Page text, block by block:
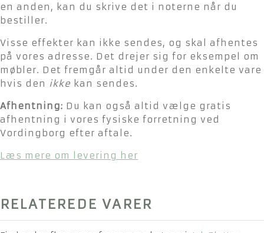
en anden, kan du skrive det i noterne når du
bestiller.
Visse effekter kan ikke sendes, og skal afhentes
på vores adresse. Det drejer sig for eksempel om
møbler. Det fremgår altid under den enkelte vare
hvis den ikke kan sendes.
Afhentning: Du kan også altid vælge gratis
afhentning i vores fysiske forretning ved
Vordingborg efter aftale.
Læs mere om levering her
RELATEREDE VARER